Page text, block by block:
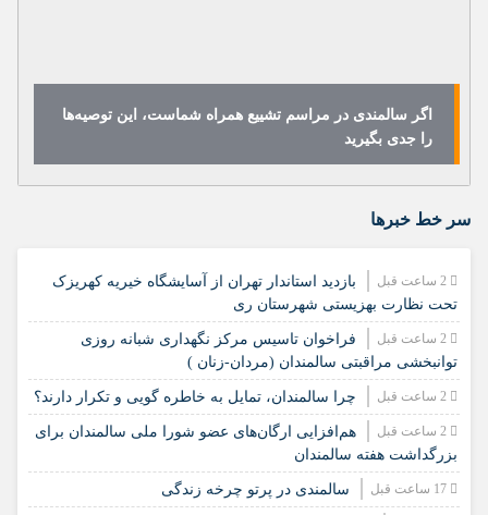
اگر سالمندی در مراسم تشییع همراه شماست، این توصیه‌ها
را جدی بگیرید
سر خط خبرها
بازدید استاندار تهران از آسایشگاه خیریه کهریزک
تحت نظارت بهزیستی شهرستان ری
فراخوان تاسیس مرکز نگهداری شبانه روزی
توانبخشی مراقبتی سالمندان (مردان-زنان )
چرا سالمندان، تمایل به خاطره گویی و تکرار دارند؟
هم‌افزایی ارگان‌های عضو شورا ملی سالمندان برای
بزرگداشت هفته سالمندان
سالمندی در پرتو چرخه زندگی